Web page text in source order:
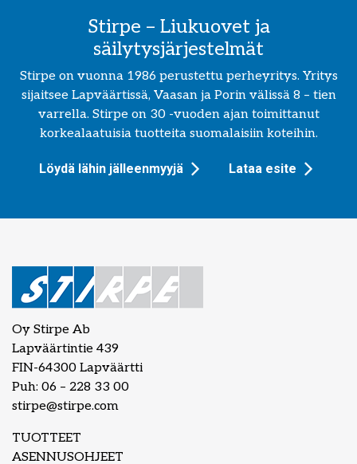
Stirpe – Liukuovet ja
säilytysjärjestelmät
Stirpe on vuonna 1986 perustettu perheyritys. Yritys
sijaitsee Lapväärtissä, Vaasan ja Porin välissä 8 – tien
varrella. Stirpe on 30 -vuoden ajan toimittanut
korkealaatuisia tuotteita suomalaisiin koteihin.
Löydä lähin jälleenmyyjä Lataa esite
Oy Stirpe Ab
Lapväärtintie 439
FIN-64300 Lapväärtti
Puh: 06 – 228 33 00
stirpe@stirpe.com
TUOTTEET
ASENNUSOHJEET